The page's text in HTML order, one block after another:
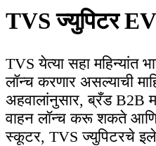
TVS ज्युपिटर EV
TVS येत्या सहा महिन्यांत
लॉन्च करणार असल्याची
अहवालांनुसार, ब्रँड B2B
वाहन लॉन्च करू शकते आणि
स्कूटर, TVS ज्युपिटरचे